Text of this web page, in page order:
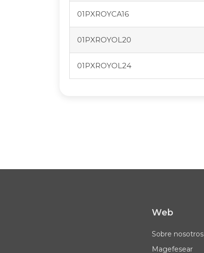
01PXROYCA16
01PXROYOL20
01PXROYOL24
Web
Sobre nosotros
Magefesear